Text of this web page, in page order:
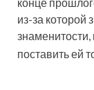
из-за которой
поставить ей